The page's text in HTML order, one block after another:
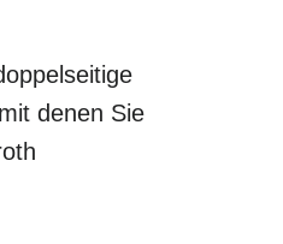
denen Sie